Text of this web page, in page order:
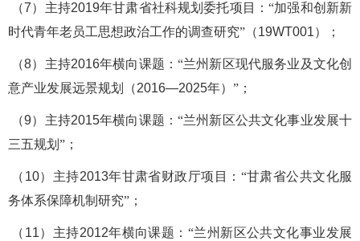
（7）主持2019年甘肃省社科规划委托项目 ：“加强和创新新
时代青年老员工思想政治工作的调查研究” （19WT001）；
（8）主持2016年横向课题：“兰州新区现代服务业及文化创
意产业发展远景规划（2016—2025年） ” ；
（9） 主持2015年横向课题：“兰州新区公共文化事业发展十
三五规划 ” ；
（ 10） 主持2013年甘肃省财政厅项目 ： “甘肃省公共文化服
务体系保障机制研究” ；
（ 11） 主持2012年横向课题 ： “兰州新区公共文化事业发展